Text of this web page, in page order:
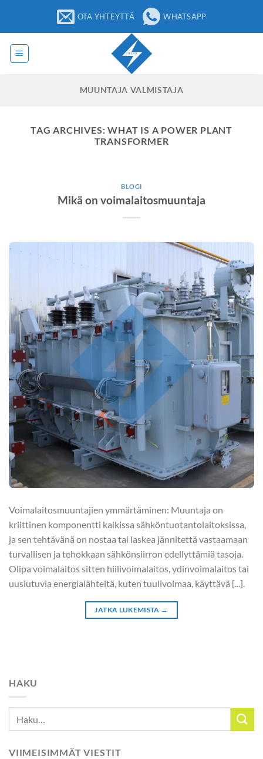
OTA YHTEYTTÄ WHATSAPP
MUUNTAJA VALMISTAJA
TAG ARCHIVES:WHAT IS A POWER PLANT
TRANSFORMER
BLOGI
Mikä on voimalaitosmuuntaja
Voimalaitosmuuntajien ymmärtäminen: Muuntaja on
kriittinen komponentti kaikissa sähköntuotantolaitoksissa,
ja sen tehtävänä on nostaa tai laskea jännitettä vastaamaan
turvallisen ja tehokkaan sähkönsiirron edellyttämiä tasoja.
Olipa voimalaitos sitten hiilivoimalaitos, ydinvoimalaitos tai
uusiutuvia energialähteitä, kuten tuulivoimaa, käyttävä [...].
JATKA LUKEMISTA →
HAKU
VIIMEISIMMÄT VIESTIT